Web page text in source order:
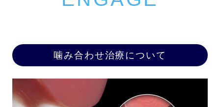
噛み合わせ治療について